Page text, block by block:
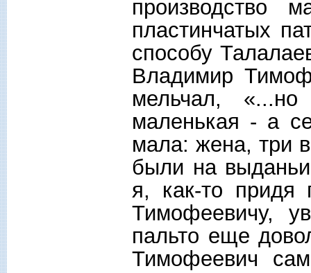
производство
пластинчатых
способу
Владимир
мельчал, «...но
маленькая - а
мала: жена, три
были на
я, как-то придя
Тимофеевичу,
пальто еще
Тимофеевич